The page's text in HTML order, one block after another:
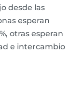
desde las
esperan
otras esperan
e intercambio